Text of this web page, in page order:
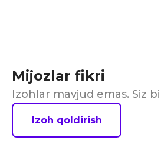
Mijozlar fikri
Izohlar mavjud emas. Siz
Izoh qoldirish